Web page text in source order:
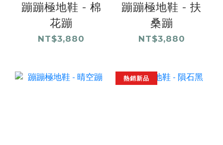
蹦蹦極地鞋 - 棉
花蹦
NT$3,880
蹦蹦極地鞋 - 扶
桑蹦
NT$3,880
熱銷新品